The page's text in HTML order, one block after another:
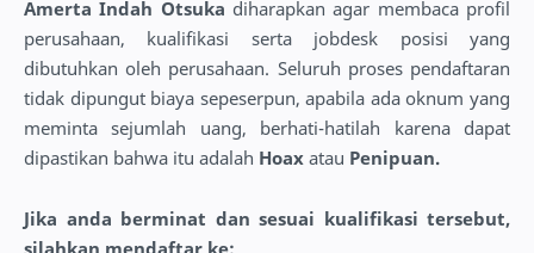
Amerta Indah Otsuka diharapkan agar membaca profil
perusahaan, kualifikasi serta jobdesk posisi yang
dibutuhkan oleh perusahaan. Seluruh proses pendaftaran
tidak dipungut biaya sepeserpun, apabila ada oknum yang
meminta sejumlah uang, berhati-hatilah karena dapat
dipastikan bahwa itu adalah Hoax atau Penipuan.
Jika anda berminat dan sesuai kualifikasi tersebut,
silahkan mendaftar ke: